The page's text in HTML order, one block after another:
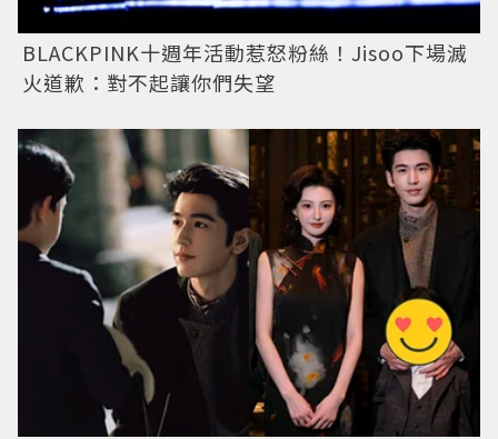
BLACKPINK十週年活動惹怒粉絲！Jisoo下場滅
火道歉：對不起讓你們失望